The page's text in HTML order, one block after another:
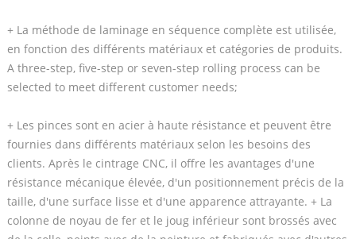
+ La méthode de laminage en séquence complète est utilisée,
en fonction des différents matériaux et catégories de produits.
A three-step, five-step or seven-step rolling process can be
selected to meet different customer needs;
+ Les pinces sont en acier à haute résistance et peuvent être
fournies dans différents matériaux selon les besoins des
clients. Après le cintrage CNC, il offre les avantages d'une
résistance mécanique élevée, d'un positionnement précis de la
taille, d'une surface lisse et d'une apparence attrayante. + La
colonne de noyau de fer et le joug inférieur sont brossés avec